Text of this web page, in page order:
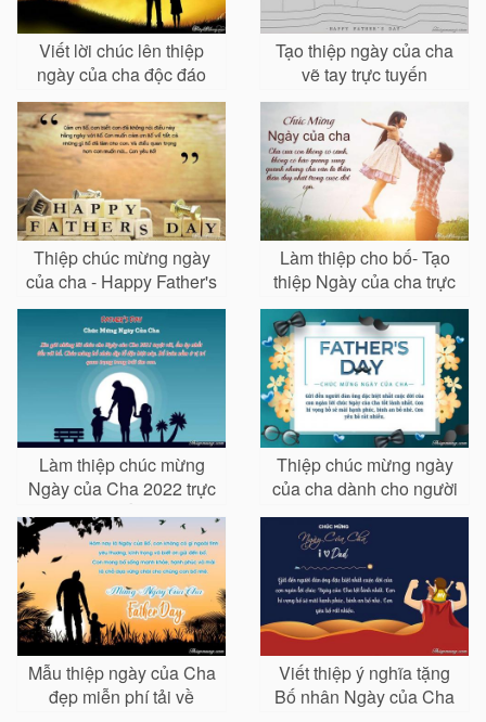
Viết lời chúc lên thiệp
ngày của cha độc đáo
Tạo thiệp ngày của cha
vẽ tay trực tuyến
Thiệp chúc mừng ngày
của cha - Happy Father's
Day ý nghĩa
Làm thiệp cho bố- Tạo
thiệp Ngày của cha trực
tuyến
Làm thiệp chúc mừng
Ngày của Cha 2022 trực
tuyến
Thiệp chúc mừng ngày
của cha dành cho người
cha tuyệt vời nhát
Mẫu thiệp ngày của Cha
đẹp miễn phí tải về
Viết thiệp ý nghĩa tặng
Bố nhân Ngày của Cha